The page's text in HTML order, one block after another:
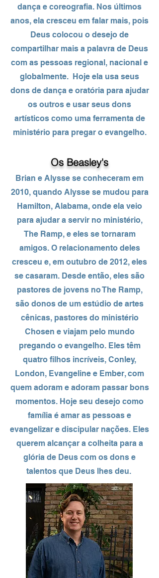
dança e coreografia. Nos últimos
anos, ela cresceu em falar mais, pois
Deus colocou o desejo de
compartilhar mais a palavra de Deus
com as pessoas regional, nacional e
globalmente. Hoje ela usa seus
dons de dança e oratória para ajudar
os outros e usar seus dons
artísticos como uma ferramenta de
ministério para pregar o evangelho.
Os Beasley's
Brian e Alysse se conheceram em
2010, quando Alysse se mudou para
Hamilton, Alabama, onde ela veio
para ajudar a servir no ministério,
The Ramp, e eles se tornaram
amigos. O relacionamento deles
cresceu e, em outubro de 2012, eles
se casaram. Desde então, eles são
pastores de jovens no The Ramp,
são donos de um estúdio de artes
cênicas, pastores do ministério
Chosen e viajam pelo mundo
pregando o evangelho. Eles têm
quatro filhos incríveis, Conley,
London, Evangeline e Ember, com
quem adoram e adoram passar bons
momentos. Hoje seu desejo como
família é amar as pessoas e
evangelizar e discipular nações. Eles
querem alcançar a colheita para a
glória de Deus com os dons e
talentos que Deus lhes deu.